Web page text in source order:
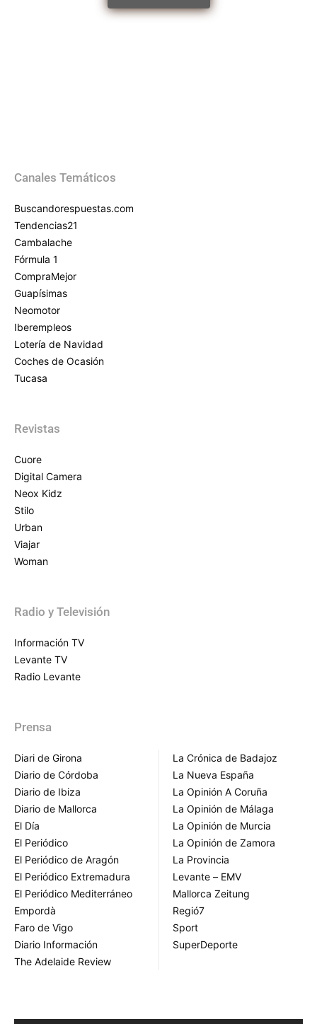
Canales Temáticos
Buscandorespuestas.com
Tendencias21
Cambalache
Fórmula 1
CompraMejor
Guapísimas
Neomotor
Iberempleos
Lotería de Navidad
Coches de Ocasión
Tucasa
Revistas
Cuore
Digital Camera
Neox Kidz
Stilo
Urban
Viajar
Woman
Radio y Televisión
Información TV
Levante TV
Radio Levante
Prensa
Diari de Girona
Diario de Córdoba
Diario de Ibiza
Diario de Mallorca
El Día
El Periódico
El Periódico de Aragón
El Periódico Extremadura
El Periódico Mediterráneo
Empordà
Faro de Vigo
Diario Información
The Adelaide Review
La Crónica de Badajoz
La Nueva España
La Opinión A Coruña
La Opinión de Málaga
La Opinión de Murcia
La Opinión de Zamora
La Provincia
Levante – EMV
Mallorca Zeitung
Regió7
Sport
SuperDeporte